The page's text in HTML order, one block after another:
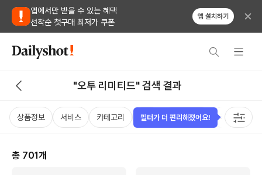
앱에서만 받을 수 있는 혜택
선착순 첫구매 최저가 쿠폰
앱 설치하기
"오투 리미티드" 검색 결과
상품정보 서비스 카테고리 가격 비비노점수 국가 용량
총 701개
필터가 더 편리해졌어요!